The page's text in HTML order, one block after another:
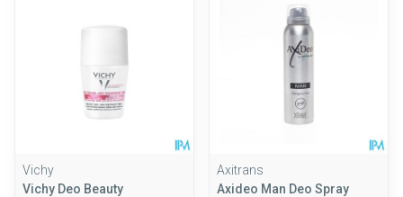
Vichy
Vichy Deo Beauty
Axitrans
Axideo Man Deo Spray